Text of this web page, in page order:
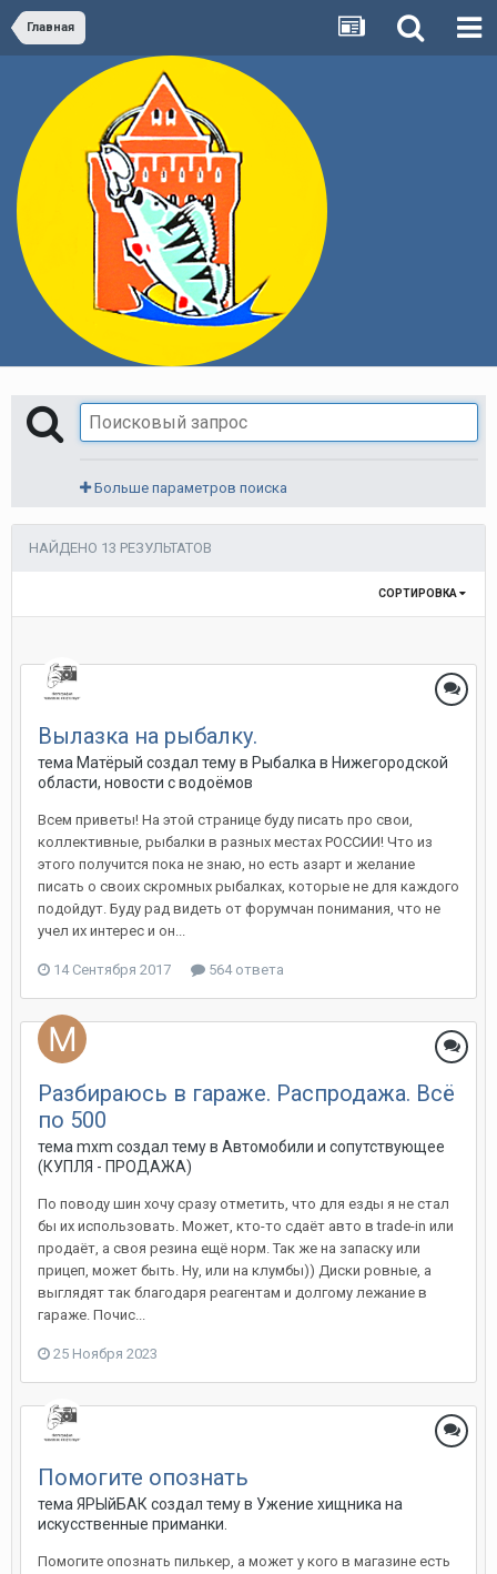
Главная
Больше параметров поиска
НАЙДЕНО 13 РЕЗУЛЬТАТОВ
СОРТИРОВКА
Вылазка на рыбалку.
тема Матёрый создал тему в Рыбалка в Нижегородской
области, новости с водоёмов
Всем приветы! На этой странице буду писать про свои,
коллективные, рыбалки в разных местах РОССИИ! Что из
этого получится пока не знаю, но есть азарт и желание
писать о своих скромных рыбалках, которые не для каждого
подойдут. Буду рад видеть от форумчан понимания, что не
учел их интерес и он...
14 Сентября 2017 564 ответа
Разбираюсь в гараже. Распродажа. Всё
по 500
тема mxm создал тему в Автомобили и сопутствующее
(КУПЛЯ - ПРОДАЖА)
По поводу шин хочу сразу отметить, что для езды я не стал
бы их использовать. Может, кто-то сдаёт авто в trade-in или
продаёт, а своя резина ещё норм. Так же на запаску или
прицеп, может быть. Ну, или на клумбы)) Диски ровные, а
выглядят так благодаря реагентам и долгому лежание в
гараже. Почис...
25 Ноября 2023
Помогите опознать
тема ЯРЫйБАК создал тему в Ужение хищника на
искусственные приманки.
Помогите опознать пилькер, а может у кого в магазине есть